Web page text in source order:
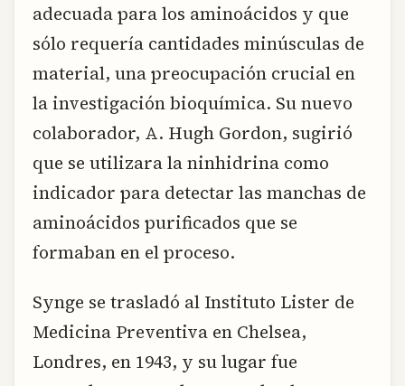
adecuada para los aminoácidos y que
sólo requería cantidades minúsculas de
material, una preocupación crucial en
la investigación bioquímica. Su nuevo
colaborador, A. Hugh Gordon, sugirió
que se utilizara la ninhidrina como
indicador para detectar las manchas de
aminoácidos purificados que se
formaban en el proceso.
Synge se trasladó al Instituto Lister de
Medicina Preventiva en Chelsea,
Londres, en 1943, y su lugar fue